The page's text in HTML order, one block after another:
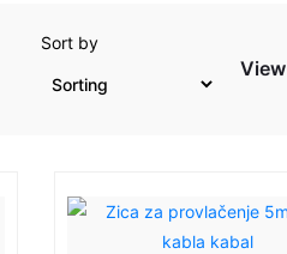
Sort by
View